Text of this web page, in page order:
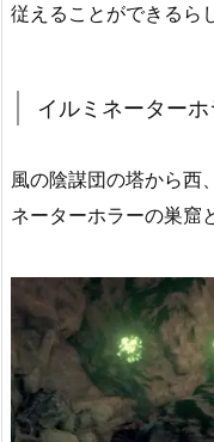
従えることができるら
イルミネーターホ
風の陰謀団の塔から西
ネーターホラーの巣窟